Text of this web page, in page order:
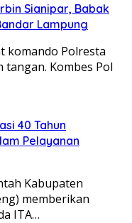
Sianipar, Babak
Lampung
komando Polresta
Kombes Pol
40 Tahun
Pelayanan
Kabupaten
memberikan
ITA…